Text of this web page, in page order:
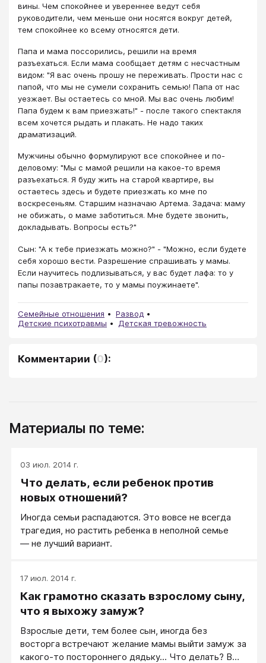
вины. Чем спокойнее и увереннее ведут себя
руководители, чем меньше они носятся вокруг детей,
тем спокойнее ко всему относятся дети.
Папа и мама поссорились, решили на время
разъехаться. Если мама сообщает детям с несчастным
видом: "Я вас очень прошу не переживать. Прости нас с
папой, что мы не сумели сохранить семью! Папа от нас
уезжает. Вы остаетесь со мной. Мы вас очень любим!
Папа будем к вам приезжать!" - после такого спектакля
всем хочется рыдать и плакать. Не надо таких
драматизаций.
Мужчины обычно формулируют все спокойнее и по-
деловому: "Мы с мамой решили на какое-то время
разъехаться. Я буду жить на старой квартире, вы
остаетесь здесь и будете приезжать ко мне по
воскресеньям. Старшим назначаю Артема. Задача: маму
не обижать, о маме заботиться. Мне будете звонить,
докладывать. Вопросы есть?"
Сын: "А к тебе приезжать можно?" - "Можно, если будете
себя хорошо вести. Разрешение спрашивать у мамы.
Если научитесь подлизываться, у вас будет лафа: то у
папы позавтракаете, то у мамы поужинаете".
Семейные отношения
Развод
Детские психотравмы
Детская тревожность
Комментарии (0):
Материалы по теме:
03 июл. 2014 г.
Что делать, если ребенок против
новых отношений?
Иногда семьи распадаются. Это вовсе не всегда
трагедия, но растить ребенка в неполной семье
— не лучший вариант.
17 июл. 2014 г.
Как грамотно сказать взрослому сыну,
что я выхожу замуж?
Взрослые дети, тем более сын, иногда без
восторга встречают желание мамы выйти замуж за
какого-то постороннего дядьку... Что делать? В